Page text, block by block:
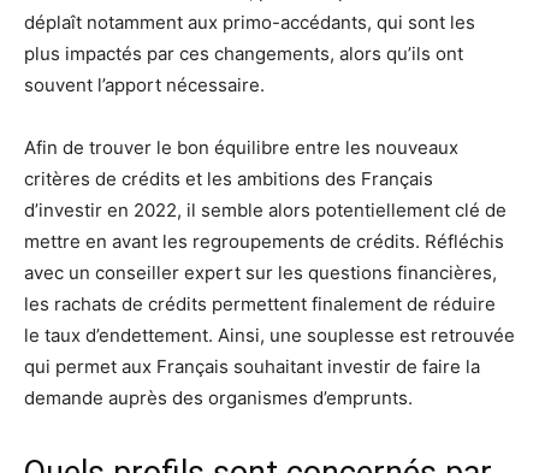
déplaît notamment aux primo-accédants, qui sont les
plus impactés par ces changements, alors qu’ils ont
souvent l’apport nécessaire.
Afin de trouver le bon équilibre entre les nouveaux
critères de crédits et les ambitions des Français
d’investir en 2022, il semble alors potentiellement clé de
mettre en avant les regroupements de crédits. Réfléchis
avec un conseiller expert sur les questions financières,
les rachats de crédits permettent finalement de réduire
le taux d’endettement. Ainsi, une souplesse est retrouvée
qui permet aux Français souhaitant investir de faire la
demande auprès des organismes d’emprunts.